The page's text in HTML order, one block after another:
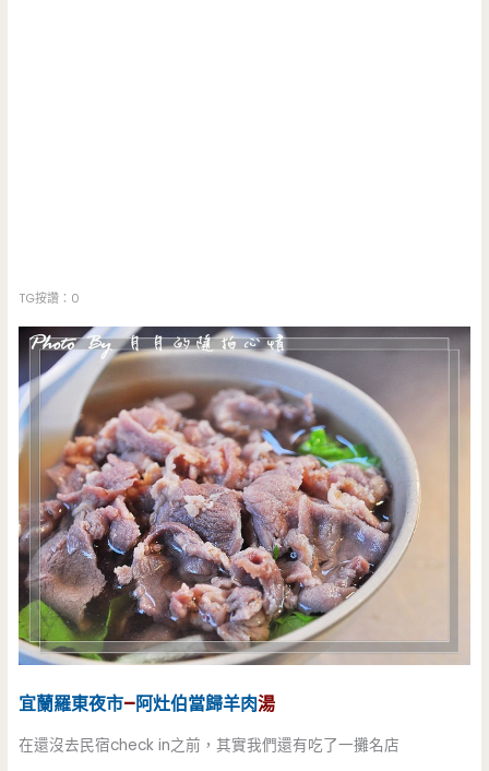
TG按讚：0
宜蘭羅東夜市–阿灶伯當歸羊肉湯
在還沒去民宿check in之前，其實我們還有吃了一攤名店